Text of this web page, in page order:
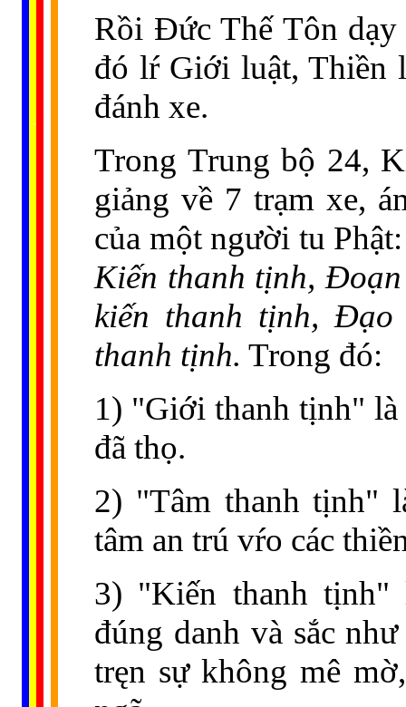
.
Rồi Đức Thế Tôn dạy
đó lŕ Giới luật, Thiền
đánh xe.
Trong Trung bộ 24,
giảng về 7 trạm xe,
của một người tu
Kiến thanh tịnh,
kiến thanh tịnh,
thanh tịnh. Trong đó:
1) "Giới thanh tịnh"
đã thọ.
2) "Tâm thanh tịnh"
tâm an trú vŕo các
3) "Kiến thanh tịnh"
đúng danh và sắc
tręn sự không mê